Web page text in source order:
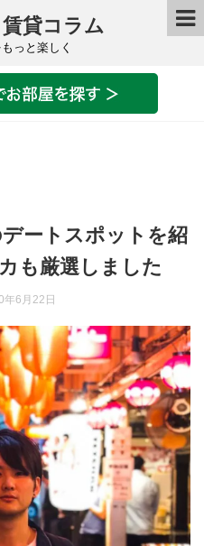
貸コラム
っと楽しく
ートスポットを紹
も厳選しました
年6月22日